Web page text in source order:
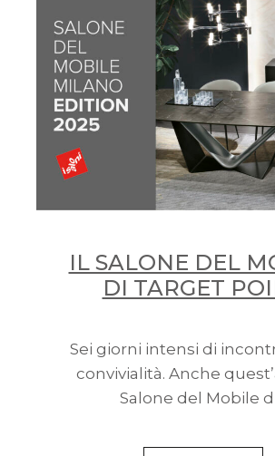
IL SALONE DEL
DI TARGET
Sei giorni intensi di
convivialità. Anche
Salone del Mobile